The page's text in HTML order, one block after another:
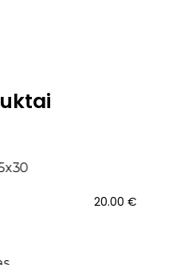
20.00 €